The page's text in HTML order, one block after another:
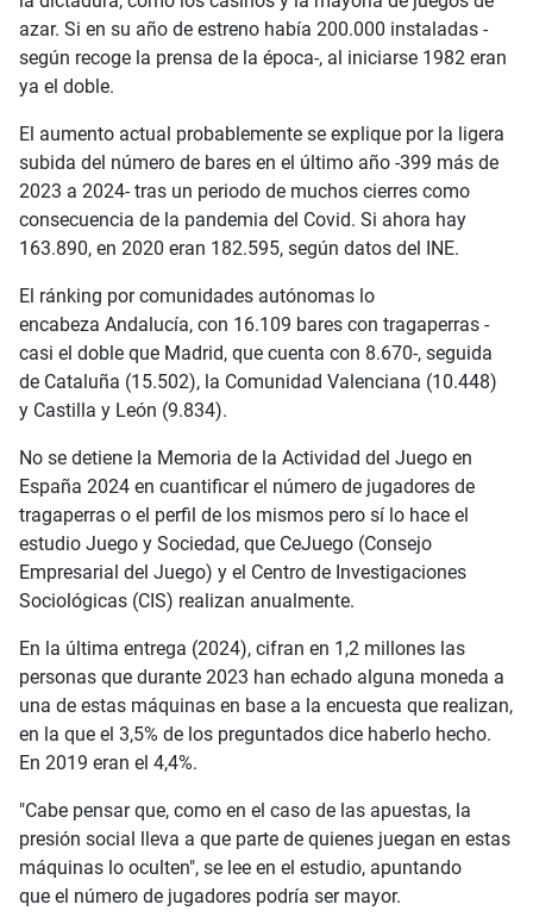
azar. Si en su año de estreno había 200.000 instaladas -
según recoge la prensa de la época-, al iniciarse 1982 eran
ya el doble.
El aumento actual probablemente se explique por la ligera
subida del número de bares en el último año -399 más de
2023 a 2024- tras un periodo de muchos cierres como
consecuencia de la pandemia del Covid. Si ahora hay
163.890, en 2020 eran 182.595, según datos del INE.
El ránking por comunidades autónomas lo
encabeza Andalucía, con 16.109 bares con tragaperras -
casi el doble que Madrid, que cuenta con 8.670-, seguida
de Cataluña (15.502), la Comunidad Valenciana (10.448)
y Castilla y León (9.834).
No se detiene la Memoria de la Actividad del Juego en
España 2024 en cuantificar el número de jugadores de
tragaperras o el perfil de los mismos pero sí lo hace el
estudio Juego y Sociedad, que CeJuego (Consejo
Empresarial del Juego) y el Centro de Investigaciones
Sociológicas (CIS) realizan anualmente.
En la última entrega (2024), cifran en 1,2 millones las
personas que durante 2023 han echado alguna moneda a
una de estas máquinas en base a la encuesta que realizan,
en la que el 3,5% de los preguntados dice haberlo hecho.
En 2019 eran el 4,4%.
"Cabe pensar que, como en el caso de las apuestas, la
presión social lleva a que parte de quienes juegan en estas
máquinas lo oculten", se lee en el estudio, apuntando
que el número de jugadores podría ser mayor.